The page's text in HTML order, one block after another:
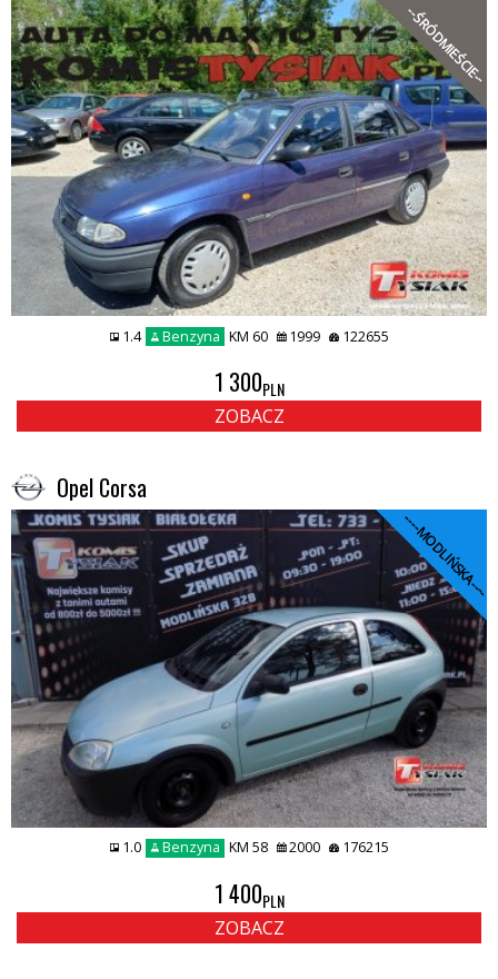
--ŚRÓDMIEŚCIE--
1.4 Benzyna KM 60 1999 122655
1 300PLN
ZOBACZ
Opel Corsa
----MODLIŃSKA----
1.0 Benzyna KM 58 2000 176215
1 400PLN
ZOBACZ